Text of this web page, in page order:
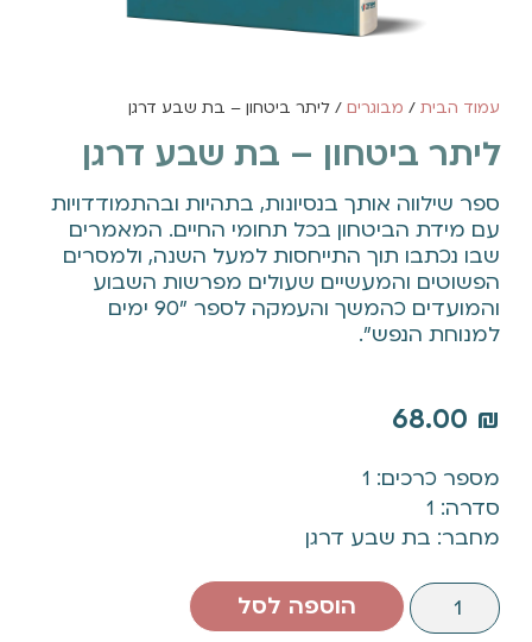
עמוד הבית/ מבוגרים/ ליתר ביטחון – בת שבע דרגן
ליתר ביטחון – בת שבע דרגן
ספר שילווה אותך בנסיונות, בתהיות ובהתמודדויות
עם מידת הביטחון בכל תחומי החיים. המאמרים
שבו נכתבו תוך התייחסות למעל השנה, ולמסרים
הפשוטים והמעשיים שעולים מפרשות השבוע
והמועדים כהמשך והעמקה לספר "90 ימים
למנוחת הנפש".
68.00 ₪
מספר כרכים: 1
סדרה: 1
מחבר: בת שבע דרגן
הוספה לסל